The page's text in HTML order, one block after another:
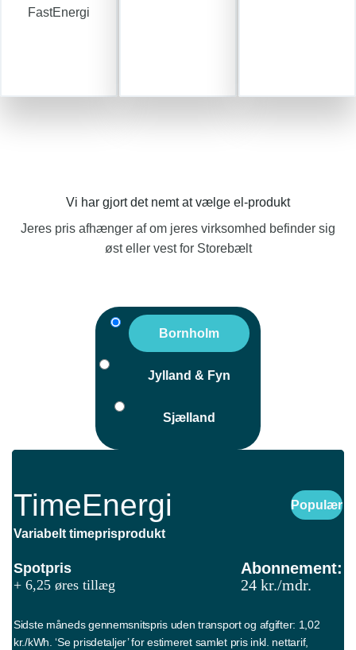
FastEnergi
Vi har gjort det nemt at vælge el-produkt
Jeres pris afhænger af om jeres virksomhed befinder sig
øst eller vest for Storebælt
Bornholm
Jylland & Fyn
Sjælland
TimeEnergi Populær
Variabelt timeprisprodukt
Spotpris
+ 6,25 øres tillæg
Abonnement:
24 kr./mdr.
Sidste måneds gennemsnitspris uden transport og afgifter: 1,02
kr./kWh. ‘Se prisdetaljer’ for estimeret samlet pris inkl. nettarif,